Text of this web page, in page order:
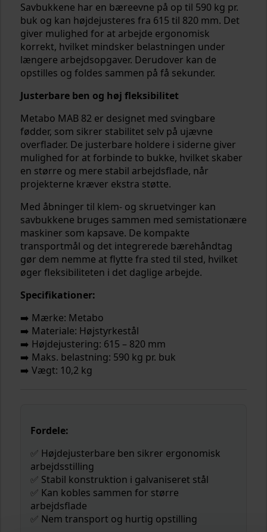
Savbukkene har en bæreevne på op til 590 kg pr.
buk og kan højdejusteres fra 615 til 820 mm. Det
giver mulighed for at arbejde ergonomisk
korrekt, hvilket mindsker belastningen under
længere arbejdsopgaver. Derudover kan de
opstilles og foldes sammen på få sekunder.
Justerbare ben og høj fleksibilitet
Metabo MAB 82 er designet med svingbare
fødder, som sikrer stabilitet selv på ujævne
overflader. De justerbare holdere i siderne giver
mulighed for at forbinde to bukke, hvilket skaber
en større og mere stabil arbejdsflade, når
projekterne kræver ekstra støtte.
Med åbninger til klem- og skruetvinger kan
savbukkene bruges sammen med semistationære
maskiner som kapsave. De kompakte
transportmål og det integrerede bærehåndtag
gør dem nemme at flytte fra sted til sted, hvilket
øger fleksibiliteten i det daglige arbejde.
Specifikationer:
➡️ Mærke: Metabo
➡️ Materiale: Højstyrkestål
➡️ Højdejustering: 615 – 820 mm
➡️ Maks. belastning: 590 kg pr. buk
➡️ Vægt: 10,2 kg
Fordele:
✅ Højdejusterbare ben sikrer ergonomisk
arbejdsstilling
✅ Stabil konstruktion i galvaniseret stål
✅ Kan kobles sammen for større
arbejdsflade
✅ Nem transport og hurtig opstilling